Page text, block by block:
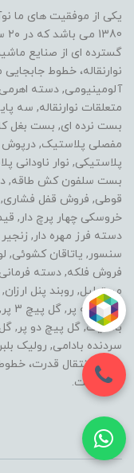
یکی از موفقیت های ما
گسترده ای از صنایع
نوارنقاله، خطوط
آلومینیومی, دسته
متعلقات نوارنقاله,
بست نرده ای, بست بغل
مفصلی پلاستیک, درپوش
پلاستیکی, نوار ناودانی
بست سلفون کش طاقه,
قوطی, فروش قفل فشاری,
خروسکی چهار پرچ دار,
دسته فرز مهره دار,
سنسور, یاتاقان کشوئی,
فروش فلکه, دسته
مستطیل, روبند پنل
سردنده بادامی, رولیک
خطوط انتقال قدرت،
شده است.